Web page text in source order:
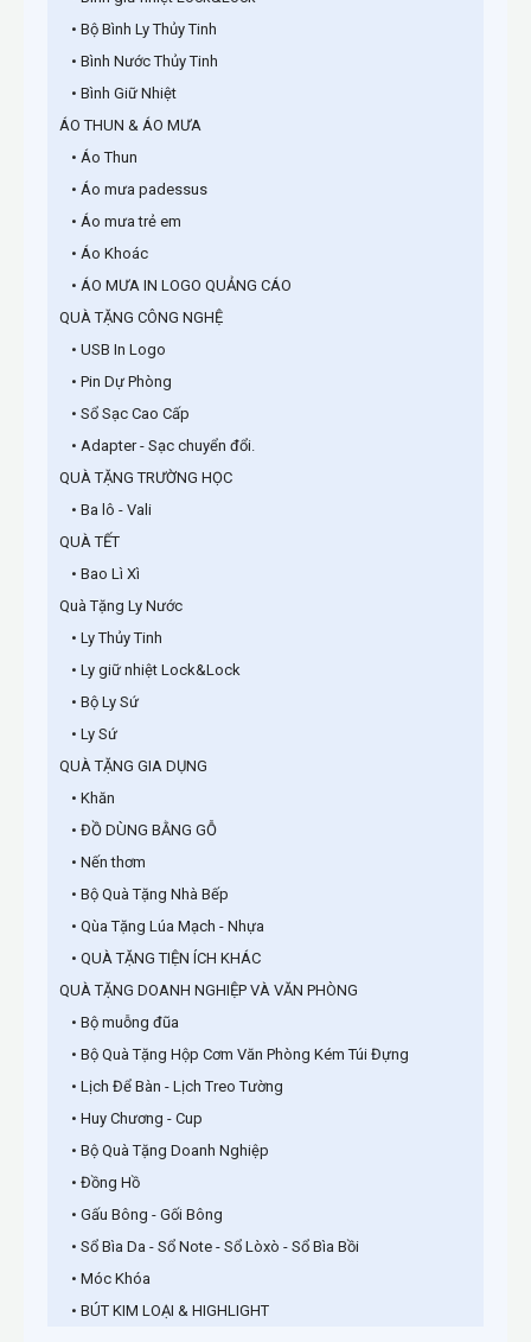
• Bộ Bình Ly Thủy Tinh
• Bình Nước Thủy Tinh
• Bình Giữ Nhiệt
ÁO THUN & ÁO MƯA
• Áo Thun
• Áo mưa padessus
• Áo mưa trẻ em
• Áo Khoác
• ÁO MƯA IN LOGO QUẢNG CÁO
QUÀ TẶNG CÔNG NGHỆ
• USB In Logo
• Pin Dự Phòng
• Sổ Sạc Cao Cấp
• Adapter - Sạc chuyển đổi.
QUÀ TẶNG TRƯỜNG HỌC
• Ba lô - Vali
QUÀ TẾT
• Bao Lì Xì
Quà Tặng Ly Nước
• Ly Thủy Tinh
• Ly giữ nhiệt Lock&Lock
• Bộ Ly Sứ
• Ly Sứ
QUÀ TẶNG GIA DỤNG
• Khăn
• ĐỒ DÙNG BẰNG GỖ
• Nến thơm
• Bộ Quà Tặng Nhà Bếp
• Qùa Tặng Lúa Mạch - Nhựa
• QUÀ TẶNG TIỆN ÍCH KHÁC
QUÀ TẶNG DOANH NGHIỆP VÀ VĂN PHÒNG
• Bộ muỗng đũa
• Bộ Quà Tặng Hộp Cơm Văn Phòng Kém Túi Đựng
• Lịch Để Bàn - Lịch Treo Tường
• Huy Chương - Cup
• Bộ Quà Tặng Doanh Nghiệp
• Đồng Hồ
• Gấu Bông - Gối Bông
• Sổ Bìa Da - Sổ Note - Sổ Lòxò - Sổ Bìa Bồi
• Móc Khóa
• BÚT KIM LOẠI & HIGHLIGHT